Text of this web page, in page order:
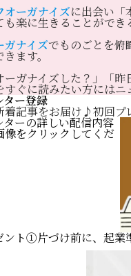
オーガナイズに出会い「
も楽に生きることができ
ガナイズでものごとを俯
ます。
ーガナイズした？」「
すぐに読みたい方には
ター登録
着記事をお届け♪初回プ
ターの詳しい配信内容
像をクリックしてくだ
ント①片づけ前に、起業